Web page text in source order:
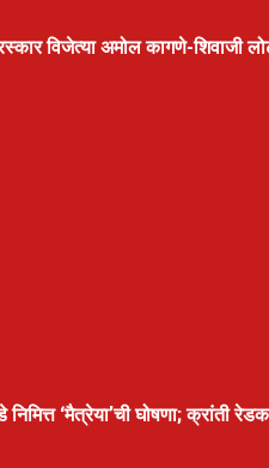
विजेत्या अमोल कागणे-शिवाजी
‘मैत्रेया’ची घोषणा; क्रांती